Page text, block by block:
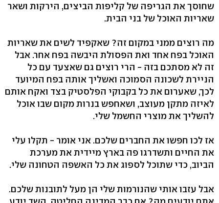
שחוסך את הגריפה של קליפות הביצים, הירקות ושאר
שאריות האוכל של בני הבית.
מה רוצים ממני במקום זה? שאקפיד לשים את שאריות
האוכל בפח אחד ואת הפסולת היבשה בפח אחר. אבל
זה לא מסתכם בזה - הרי רוצים גם שאצעד עם כל
הניירת לשכונה הסמוכה ואשליך אותה בפח המיועד
לכך, שאערום את כל בקבוקי הפלסטיק בצד ואקח אותם
לאיזה מתקן מעוצב, ושאחפש בנרות מקום שבו אוכל
להשליך את מוצרי החשמל שלי.
אז לכו חפשו את החברים שלכם. אני אומר - תקלו עלי
את החיים ותשדרגו פה בארץ מיידית את מערכת
הביוב, כדי שתוכל לספוג את כל האשפה הטחונה שלי.
אבל עזבו אותי שהנורמות שלי הן מעל לתובנות שלכם.